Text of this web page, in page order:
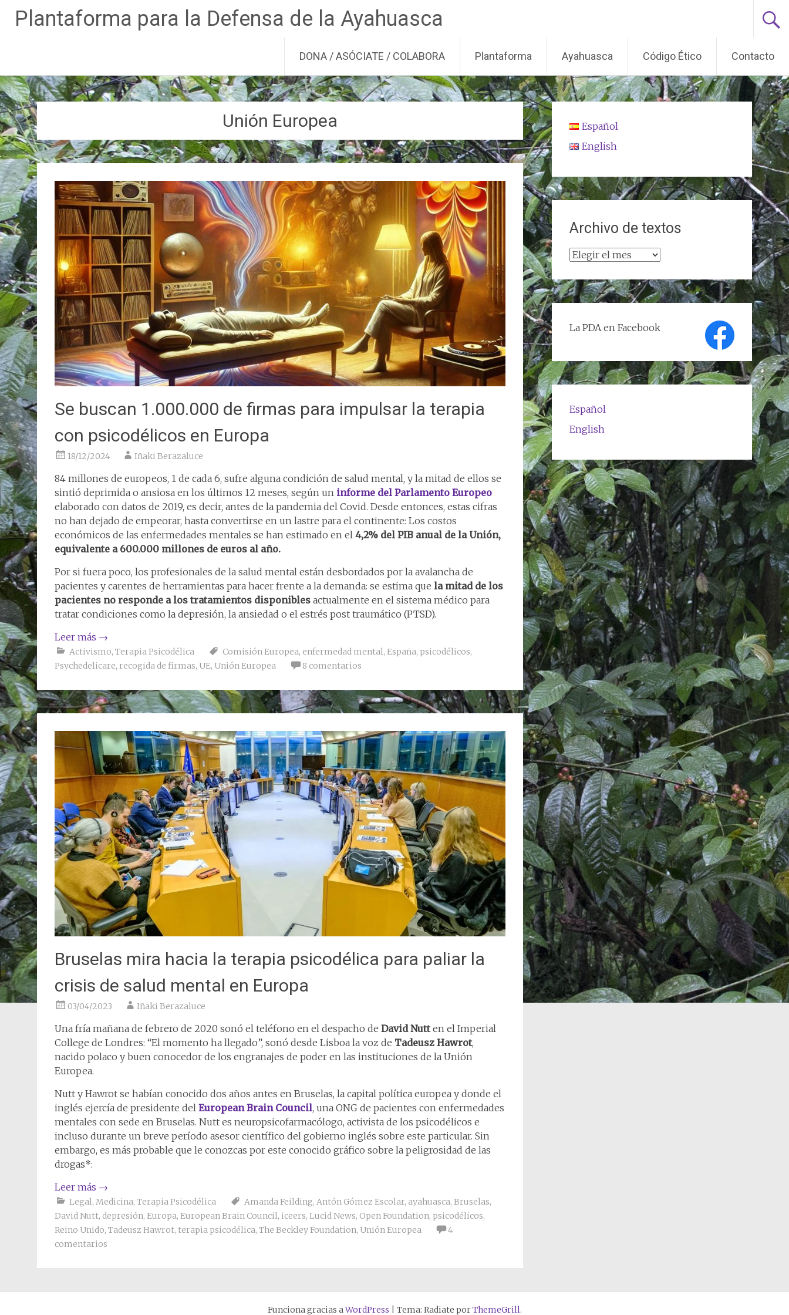
Ir
al
contenido
Plantaforma para la Defensa de la Ayahuasca
DONA / ASÓCIATE / COLABORA Plantaforma Ayahuasca Código Ético Contacto
Unión Europea
Se buscan 1.000.000 de firmas para impulsar la terapia
con psicodélicos en Europa
18/12/2024 Iñaki Berazaluce
84 millones de europeos, 1 de cada 6, sufre alguna condición de salud mental, y la mitad de ellos se
sintió deprimida o ansiosa en los últimos 12 meses, según un informe del Parlamento Europeo
elaborado con datos de 2019, es decir, antes de la pandemia del Covid. Desde entonces, estas cifras
no han dejado de empeorar, hasta convertirse en un lastre para el continente: Los costos
económicos de las enfermedades mentales se han estimado en el 4,2% del PIB anual de la Unión,
equivalente a 600.000 millones de euros al año.
Por si fuera poco, los profesionales de la salud mental están desbordados por la avalancha de
pacientes y carentes de herramientas para hacer frente a la demanda: se estima que la mitad de los
pacientes no responde a los tratamientos disponibles actualmente en el sistema médico para
tratar condiciones como la depresión, la ansiedad o el estrés post traumático (PTSD).
Leer más →
Activismo, Terapia Psicodélica Comisión Europea, enfermedad mental, España, psicodélicos,
Psychedelicare, recogida de firmas, UE, Unión Europea 8 comentarios
Bruselas mira hacia la terapia psicodélica para paliar la
crisis de salud mental en Europa
03/04/2023 Iñaki Berazaluce
Una fría mañana de febrero de 2020 sonó el teléfono en el despacho de David Nutten el Imperial
College de Londres: “El momento ha llegado”, sonó desde Lisboa la voz de Tadeusz Hawrot,
nacido polaco y buen conocedor de los engranajes de poder en las instituciones de la Unión
Europea.
Nutt y Hawrot se habían conocido dos años antes en Bruselas, la capital política europea y donde el
inglés ejercía de presidente del European Brain Council, una ONG de pacientes con enfermedades
mentales con sede en Bruselas. Nutt es neuropsicofarmacólogo, activista de los psicodélicos e
incluso durante un breve período asesor científico del gobierno inglés sobre este particular. Sin
embargo, es más probable que le conozcas por este conocido gráfico sobre la peligrosidad de las
drogas*:
Leer más →
Legal, Medicina, Terapia Psicodélica Amanda Feilding, Antón Gómez Escolar, ayahuasca, Bruselas,
David Nutt, depresión, Europa, European Brain Council, iceers, Lucid News, Open Foundation, psicodélicos,
Reino Unido, Tadeusz Hawrot, terapia psicodélica, The Beckley Foundation, Unión Europea
4
comentarios
Español
English
Archivo de textos
Archivo
textos
La PDA en Facebook
Español
English
Funciona gracias aWordPress Tema: Radiate porThemeGrill.